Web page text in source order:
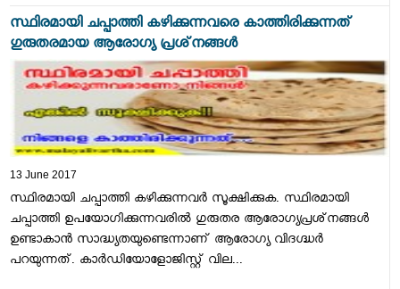
സ്ഥിരമായി ചപ്പാത്തി കഴിക്കുന്നവരെ കാത്തിരിക്കുന്നത്
ഗുരുതരമായ ആരോഗ്യ പ്രശ്‌നങ്ങള്‍
13 June 2017
സ്ഥിരമായി ചപ്പാത്തി കഴിക്കുന്നവര്‍ സൂക്ഷിക്കുക. സ്ഥിരമായി
ചപ്പാത്തി ഉപയോഗിക്കുന്നവരില്‍ ഗുരുതര ആരോഗ്യപ്രശ്‌നങ്ങള്‍
ഉണ്ടാകാന്‍ സാദ്ധ്യതയുണ്ടെന്നാണ് ആരോഗ്യ വിദഗ്ദ്ധര്‍
പറയുന്നത്. കാര്‍ഡിയോളോജിസ്റ്റ് വില...